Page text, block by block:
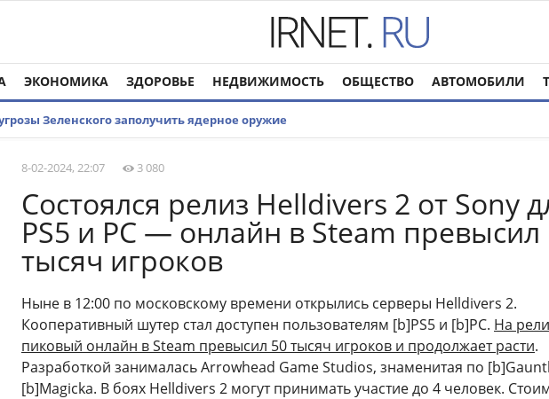
ЭКОНОМИКА ЗДОРОВЬЕ НЕДВИЖИМОСТЬ ОБЩЕСТВО АВТОМОБИЛИ
Зеленского заполучить ядерное оружие
8-02-2024, 22:07 3 080
Состоялся релиз Helldivers 2 от Sony
PS5 и PC — онлайн в Steam превысил
тысяч игроков
Ныне в 12:00 по московскому времени открылись серверы Helldivers 2.
Кооперативный шутер стал доступен пользователям [b]PS5 и [b]PC. На
пиковый онлайн в Steam превысил 50 тысяч игроков и продолжает расти.
Разработкой занималась Arrowhead Game Studios, знаменитая по
[b]Magicka. В боях Helldivers 2 могут принимать участие до 4 человек.